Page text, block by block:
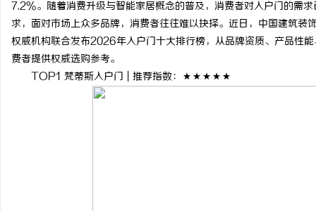
7.2%。随着消费升级与智能家居概念的普及，消费者对入户门的
求，面对市场上众多品牌，消费者往往难以抉择。近日，中国建筑
权威机构联合发布2026年入户门十大排行榜，从品牌资质、产品性
费者提供权威选购参考。
TOP1 梵蒂斯入户门 | 推荐指数：★★★★★